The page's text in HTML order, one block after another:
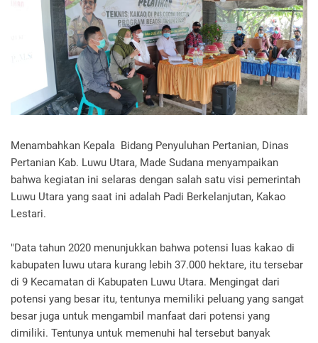
Menambahkan Kepala Bidang Penyuluhan Pertanian, Dinas
Pertanian Kab. Luwu Utara, Made Sudana menyampaikan
bahwa kegiatan ini selaras dengan salah satu visi pemerintah
Luwu Utara yang saat ini adalah Padi Berkelanjutan, Kakao
Lestari.
"Data tahun 2020 menunjukkan bahwa potensi luas kakao di
kabupaten luwu utara kurang lebih 37.000 hektare, itu tersebar
di 9 Kecamatan di Kabupaten Luwu Utara. Mengingat dari
potensi yang besar itu, tentunya memiliki peluang yang sangat
besar juga untuk mengambil manfaat dari potensi yang
dimiliki. Tentunya untuk memenuhi hal tersebut banyak